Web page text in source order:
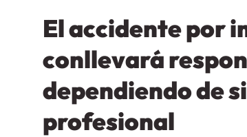
El accidente por
conllevará
dependiendo de
profesional